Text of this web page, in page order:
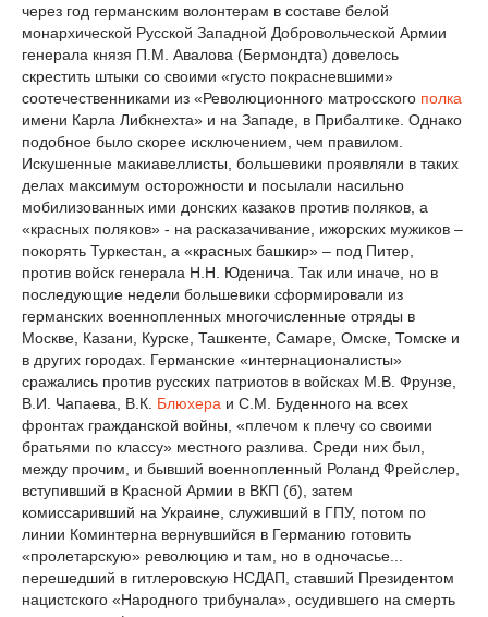
через год германским волонтерам в составе белой
монархической Русской Западной Добровольческой Армии
генерала князя П.М. Авалова (Бермондта) довелось
скрестить штыки со своими «густо покрасневшими»
соотечественниками из «Революционного матросского полка
имени Карла Либкнехта» и на Западе, в Прибалтике. Однако
подобное было скорее исключением, чем правилом.
Искушенные макиавеллисты, большевики проявляли в таких
делах максимум осторожности и посылали насильно
мобилизованных ими донских казаков против поляков, а
«красных поляков» - на расказачивание, ижорских мужиков –
покорять Туркестан, а «красных башкир» – под Питер,
против войск генерала Н.Н. Юденича. Так или иначе, но в
последующие недели большевики сформировали из
германских военнопленных многочисленные отряды в
Москве, Казани, Курске, Ташкенте, Самаре, Омске, Томске и
в других городах. Германские «интернационалисты»
сражались против русских патриотов в войсках М.В. Фрунзе,
В.И. Чапаева, В.К. Блюхера и С.М. Буденного на всех
фронтах гражданской войны, «плечом к плечу со своими
братьями по классу» местного разлива. Среди них был,
между прочим, и бывший военнопленный Роланд Фрейслер,
вступивший в Красной Армии в ВКП (б), затем
комиссаривший на Украине, служивший в ГПУ, потом по
линии Коминтерна вернувшийся в Германию готовить
«пролетарскую» революцию и там, но в одночасье...
перешедший в гитлеровскую НСДАП, ставший Президентом
нацистского «Народного трибунала», осудившего на смерть